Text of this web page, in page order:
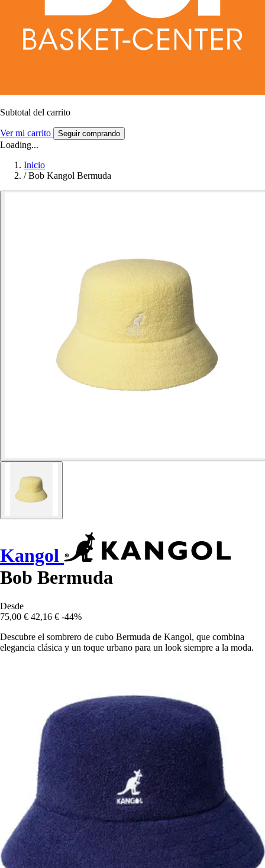
Subtotal del carrito
Ver mi carrito Seguir comprando
Loading...
Inicio
/ Bob Kangol Bermuda
Kangol
Bob Bermuda
Desde
75,00 € 42,16 € -44%
Descubre el sombrero de cubo Bermuda de Kangol, que combina
elegancia clásica y un toque urbano para un look siempre a la moda.